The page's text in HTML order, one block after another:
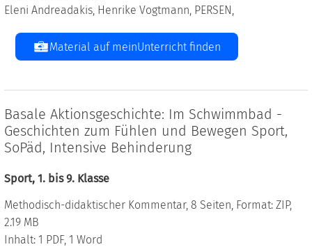
Eleni Andreadakis, Henrike Vogtmann, PERSEN,
Material auf meinUnterricht finden
Basale Aktionsgeschichte: Im Schwimmbad -
Geschichten zum Fühlen und Bewegen Sport,
SoPäd, Intensive Behinderung
Sport, 1. bis 9. Klasse
Methodisch-didaktischer Kommentar, 8 Seiten, Format: ZIP,
2.19 MB
Inhalt: 1 PDF, 1 Word